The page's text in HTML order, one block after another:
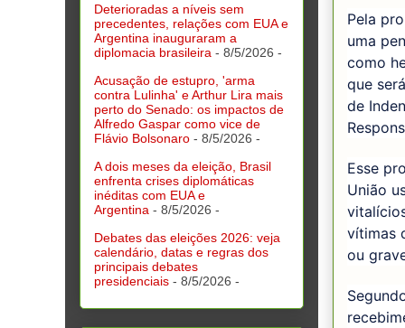
Pela
uma
como
que
de
Esse
União
vítimas
ou
Deterioradas a níveis sem
precedentes, relações com EUA e
Argentina inauguraram a
diplomacia brasileira - 8/5/2026 -
Acusação de estupro, 'arma
contra Lulinha' e Arthur Lira mais
perto do Senado: os impactos de
Alfredo Gaspar como vice de
Flávio Bolsonaro - 8/5/2026 -
A dois meses da eleição, Brasil
enfrenta crises diplomáticas
inéditas com EUA e
Argentina - 8/5/2026 -
Debates das eleições 2026: veja
calendário, datas e regras dos
principais debates
presidenciais - 8/5/2026 -